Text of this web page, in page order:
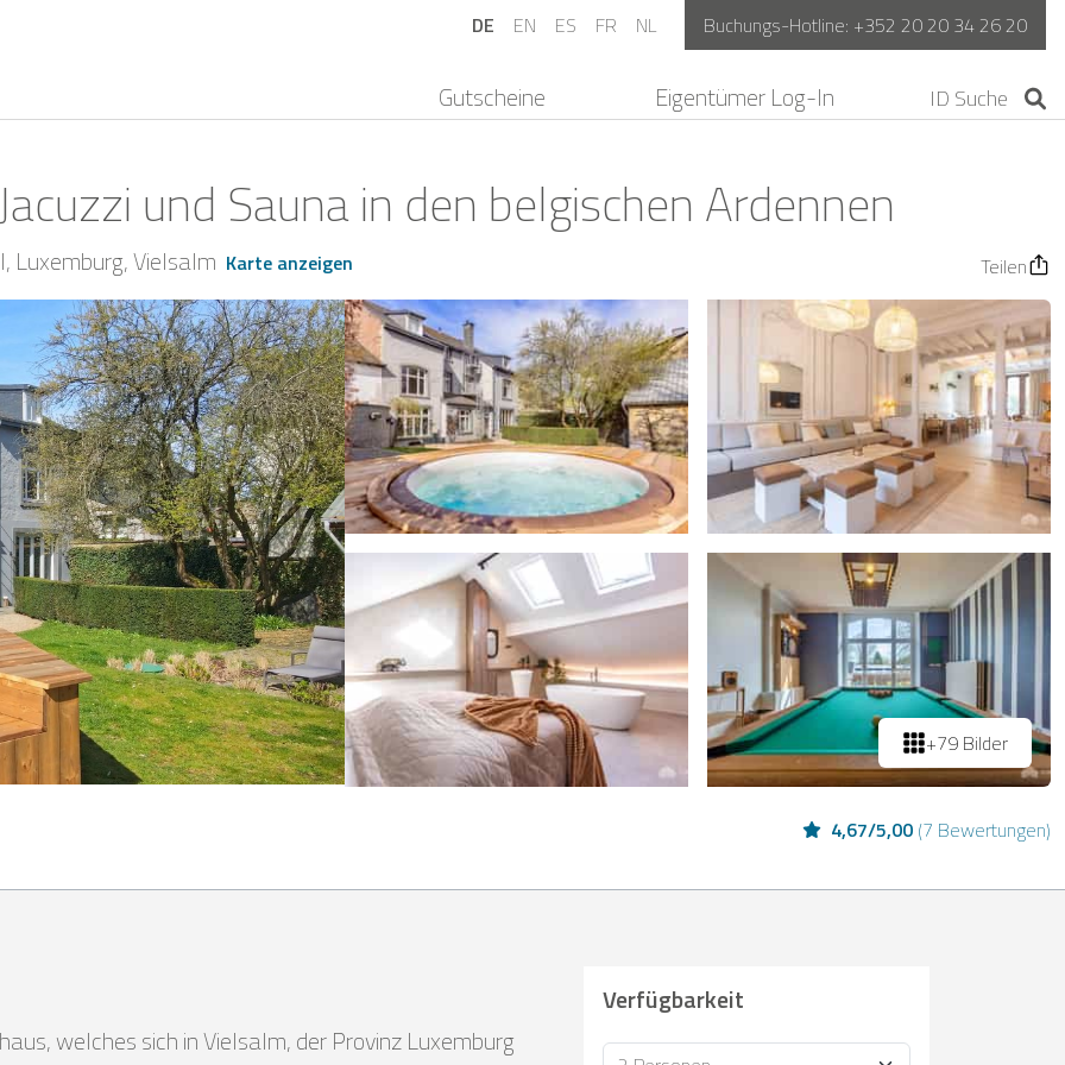
DE EN ES FR NL Buchungs-Hotline: +352 20 20 34 26 20
Gutscheine Eigentümer Log-In
und Sauna in den belgischen Ardennen
Luxemburg Vielsalm Karte anzeigen Teilen
+79 Bilder
4,67/5,00 (7 Bewertungen)
Verfügbarkeit
welches sich in Vielsalm, der Provinz Luxemburg